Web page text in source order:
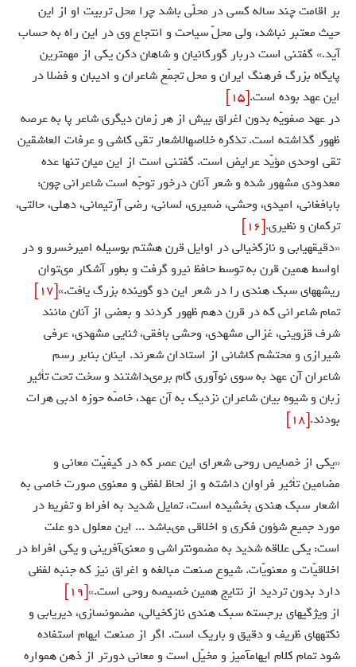
بر اقامت چند ساله كسى در محلّى باشد چرا محل تربيت او از اين
حيث معتبر نباشد، ولى محلّ سياحت و انتجاع وى در اين راه به حساب
آيد.» گفتنى است دربار گوركانيان و شاهان دكن يكى از مهمترين
پايگاه بزرگ فرهنگ ايران و محل تجمّع شاعران و اديبان و فضلا در
اين عهد بوده است.[15]
در عهد صفويّه بدون اغراق بيش از هر زمان ديگرى شاعر پا به عرصه
ظهور گذاشته است. تذكره خلاصه‏الاشعار تقى كاشى و عرفات العاشقين
تقى اوحدى مؤيّد عرايض است. گفتنى است از اين ميان تنها عده
معدودى مشهور شده و شعر آنان درخور توجّه است شاعرانى چون:
بابافغانى، اميدى، وحشى، ضميرى، لسانى، رضى آرتيمانى، دهلى، حالتى،
تركمان و نظيرى.[16]
«دقيقه‏يابى و نازك‏خيالى در اوايل قرن هشتم بوسيله اميرخسرو و در
اواسط همين قرن به توسط حافظ نيرو گرفت و بطور آشكار مى‏توان
ريشه‏هاى سبك هندى را در شعر اين دو گوينده بزرگ يافت.»[17]
تمام شاعرانى كه در قرن دهم ظهور كردند و بعضى از آنان مانند
شرف قزوينى، غزالى مشهدى، وحشى بافقى، ثنايى مشهدى، عرفى
شيرازى و محتشم كاشانى از استادان شعرند. اينان بنابر رسم
شاعران آن عهد به سوى نوآورى گام برمى‏داشتند و سخت تحت تأثير
زبان و شيوه بيان شاعران نزديك به آن عهد، خاصّه حوزه ادبى هرات
بودند.[18]
«يكى از خصايص روحى شعراى اين عصر كه در كيفيّت معانى و
مضامين تأثير فراوان داشته و از لحاظ لفظى و معنوى صورت خاصى به
اشعار سبك هندى بخشيده است، تمايل شديد به افراط و تفريط در
مورد جميع شؤون فكرى و اخلاقى مى‏باشد ... اين معلول دو علت
است: يكى علاقه شديد به مضمون‏تراشى و معنى‏آفرينى و يكى افراط در
اخلاقيّات و معنويّات. شيوع صنعت مبالغه و اغراق نيز كه جنبه لفظى
دارد بدون ترديد از نتايج همين خصيصه روحى است.»[19]
از ويژگيهاى برجسته سبك هندى نازك‏خيالى، مضمون‏سازى، ديريابى و
نكته‏هاى ظريف و دقيق و باريك است. اگر از صنعت ايهام استفاده
شود تمام كلام ايهام‏آميز و مخيّل است و معانى دورتر از ذهن همواره